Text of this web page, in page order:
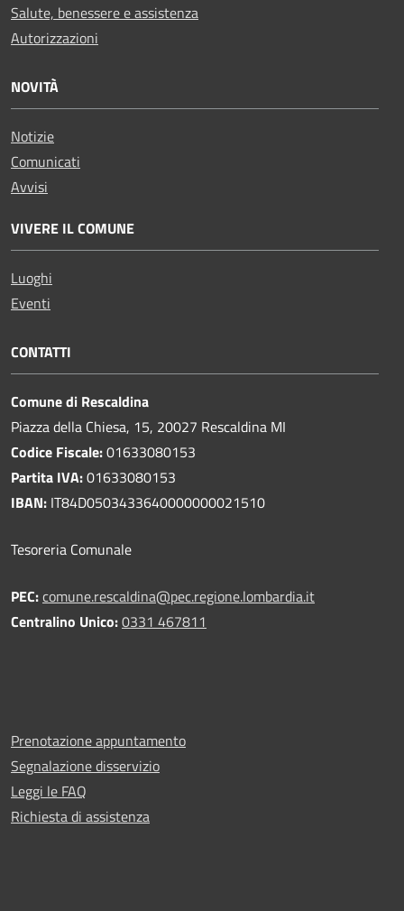
Salute, benessere e assistenza
Autorizzazioni
NOVITÀ
Notizie
Comunicati
Avvisi
VIVERE IL COMUNE
Luoghi
Eventi
CONTATTI
Comune di Rescaldina
Piazza della Chiesa, 15, 20027 Rescaldina MI
Codice Fiscale:01633080153
Partita IVA:01633080153
IBAN: IT84D0503433640000000021510
Tesoreria Comunale
PEC:comune.rescaldina@pec.regione.lombardia.it
Centralino Unico:0331 467811
Prenotazione appuntamento
Segnalazione disservizio
Leggi le FAQ
Richiesta di assistenza